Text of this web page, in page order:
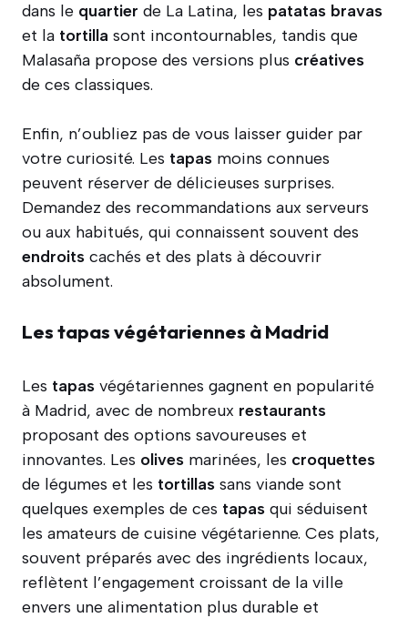
dans le quartier de La Latina, les patatas bravas
et la tortilla sont incontournables, tandis que
Malasaña propose des versions plus créatives
de ces classiques.
Enfin, n’oubliez pas de vous laisser guider par
votre curiosité. Les tapas moins connues
peuvent réserver de délicieuses surprises.
Demandez des recommandations aux serveurs
ou aux habitués, qui connaissent souvent des
endroits cachés et des plats à découvrir
absolument.
Les tapas végétariennes à Madrid
Les tapas végétariennes gagnent en popularité
à Madrid, avec de nombreux restaurants
proposant des options savoureuses et
innovantes. Les olives marinées, les croquettes
de légumes et les tortillas sans viande sont
quelques exemples de ces tapas qui séduisent
les amateurs de cuisine végétarienne. Ces plats,
souvent préparés avec des ingrédients locaux,
reflètent l’engagement croissant de la ville
envers une alimentation plus durable et